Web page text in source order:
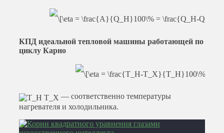
КПД идеальной тепловой машины работающей по
циклу Карно
— соответственно температуры
нагревателя и холодильника.